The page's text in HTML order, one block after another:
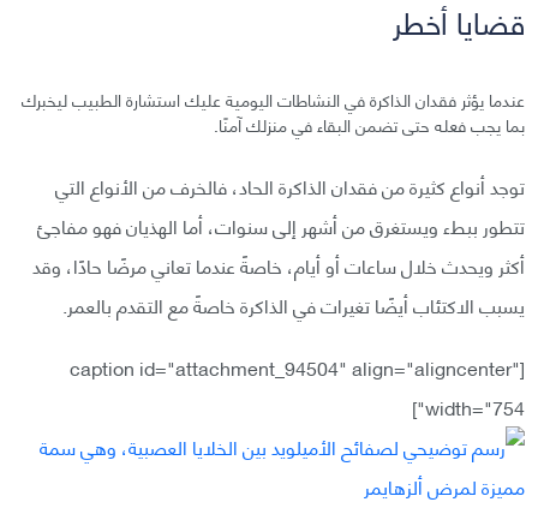
قضايا أخطر
عندما يؤثر فقدان الذاكرة في النشاطات اليومية عليك استشارة الطبيب ليخبرك
بما يجب فعله حتى تضمن البقاء في منزلك آمنًا.
توجد أنواع كثيرة من فقدان الذاكرة الحاد، فالخرف من الأنواع التي
تتطور ببطء ويستغرق من أشهر إلى سنوات، أما الهذيان فهو مفاجئ
أكثر ويحدث خلال ساعات أو أيام، خاصةً عندما تعاني مرضًا حادًا، وقد
يسبب الاكتئاب أيضًا تغيرات في الذاكرة خاصةً مع التقدم بالعمر.
[caption id="attachment_94504" align="aligncenter"
width="754"]